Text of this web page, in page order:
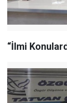
“İlmi